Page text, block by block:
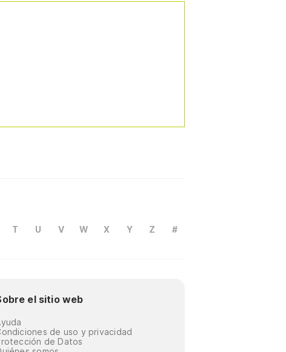
T U V W X Y Z #
el sitio web
de uso y privacidad
de Datos